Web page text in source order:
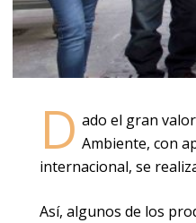
D ado el gran
Ambiente, con
internacional, se
Así, algunos de los